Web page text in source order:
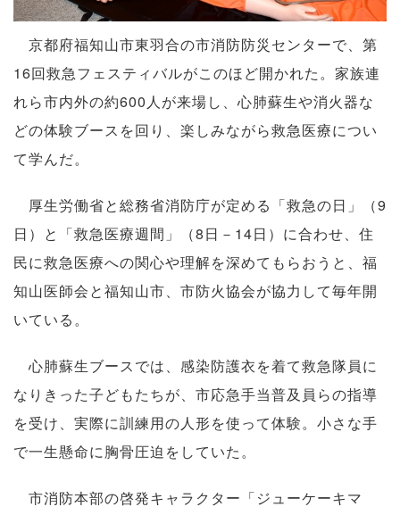
京都府福知山市東羽合の市消防防災センターで、第
16回救急フェスティバルがこのほど開かれた。家族連
れら市内外の約600人が来場し、心肺蘇生や消火器な
どの体験ブースを回り、楽しみながら救急医療につい
て学んだ。
厚生労働省と総務省消防庁が定める「救急の日」（9
日）と「救急医療週間」（8日－14日）に合わせ、住
民に救急医療への関心や理解を深めてもらおうと、福
知山医師会と福知山市、市防火協会が協力して毎年開
いている。
心肺蘇生ブースでは、感染防護衣を着て救急隊員に
なりきった子どもたちが、市応急手当普及員らの指導
を受け、実際に訓練用の人形を使って体験。小さな手
で一生懸命に胸骨圧迫をしていた。
市消防本部の啓発キャラクター「ジューケーキマ